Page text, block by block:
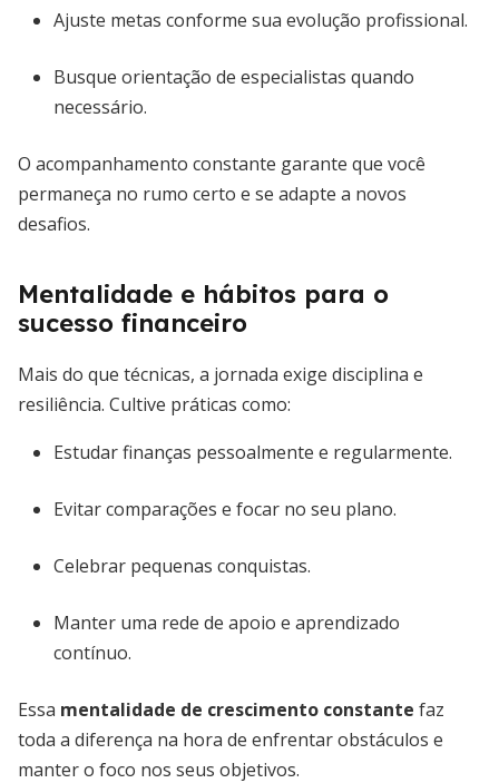
Ajuste metas conforme sua evolução profissional.
Busque orientação de especialistas quando
necessário.
O acompanhamento constante garante que você
permaneça no rumo certo e se adapte a novos
desafios.
Mentalidade e hábitos para o
sucesso financeiro
Mais do que técnicas, a jornada exige disciplina e
resiliência. Cultive práticas como:
Estudar finanças pessoalmente e regularmente.
Evitar comparações e focar no seu plano.
Celebrar pequenas conquistas.
Manter uma rede de apoio e aprendizado
contínuo.
Essa mentalidade de crescimento constante faz
toda a diferença na hora de enfrentar obstáculos e
manter o foco nos seus objetivos.